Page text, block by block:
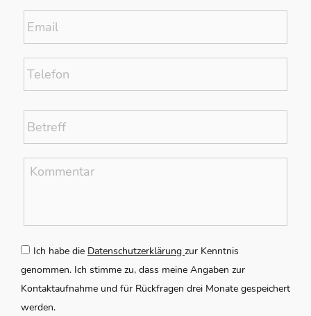
Email *
Telefon
Betreff *
Kommentar *
Zustimmung *
Ich habe die Datenschutzerklärung zur Kenntnis
genommen. Ich stimme zu, dass meine Angaben zur
Kontaktaufnahme und für Rückfragen drei Monate gespeichert
werden.